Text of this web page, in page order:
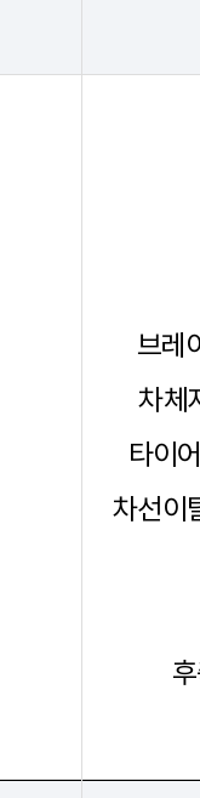
브레
차체
타이
차선이